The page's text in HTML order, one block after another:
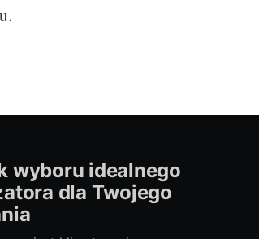
wyboru idealnego
dla Twojego